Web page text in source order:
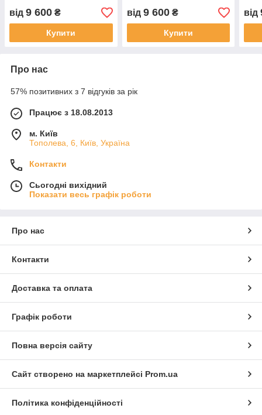
від 9 600 ₴
Купити
від 9 600₴
Купити
від
Про нас
57% позитивних з 7 відгуків за рік
Працює з 18.08.2013
м. Київ
Тополева, 6, Київ, Україна
Контакти
Сьогодні вихідний
Показати весь графік роботи
Про нас
Контакти
Доставка та оплата
Графік роботи
Повна версія сайту
Сайт створено на маркетплейсі Prom.ua
Політика конфіденційності